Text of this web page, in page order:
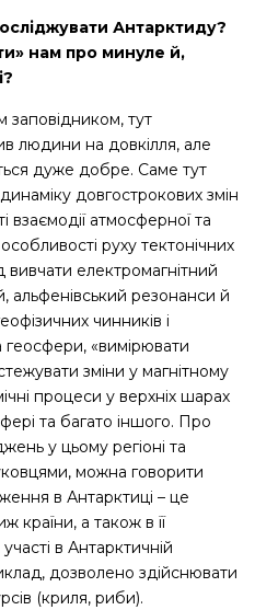
Антарктиду?
нам про минуле й,
заповідником, тут
людини на довкілля, але
дуже добре. Саме тут
довгострокових змін
взаємодії атмосферної та
руху тектонічних
електромагнітний
резонанси й
чинників і
«вимірювати
зміни у магнітному
процеси у верхніх шарах
та багато іншого. Про
у цьому регіоні та
можна говорити
в Антарктиці – це
країни, а також в її
в Антарктичній
дозволено здійснювати
(криля, риби).